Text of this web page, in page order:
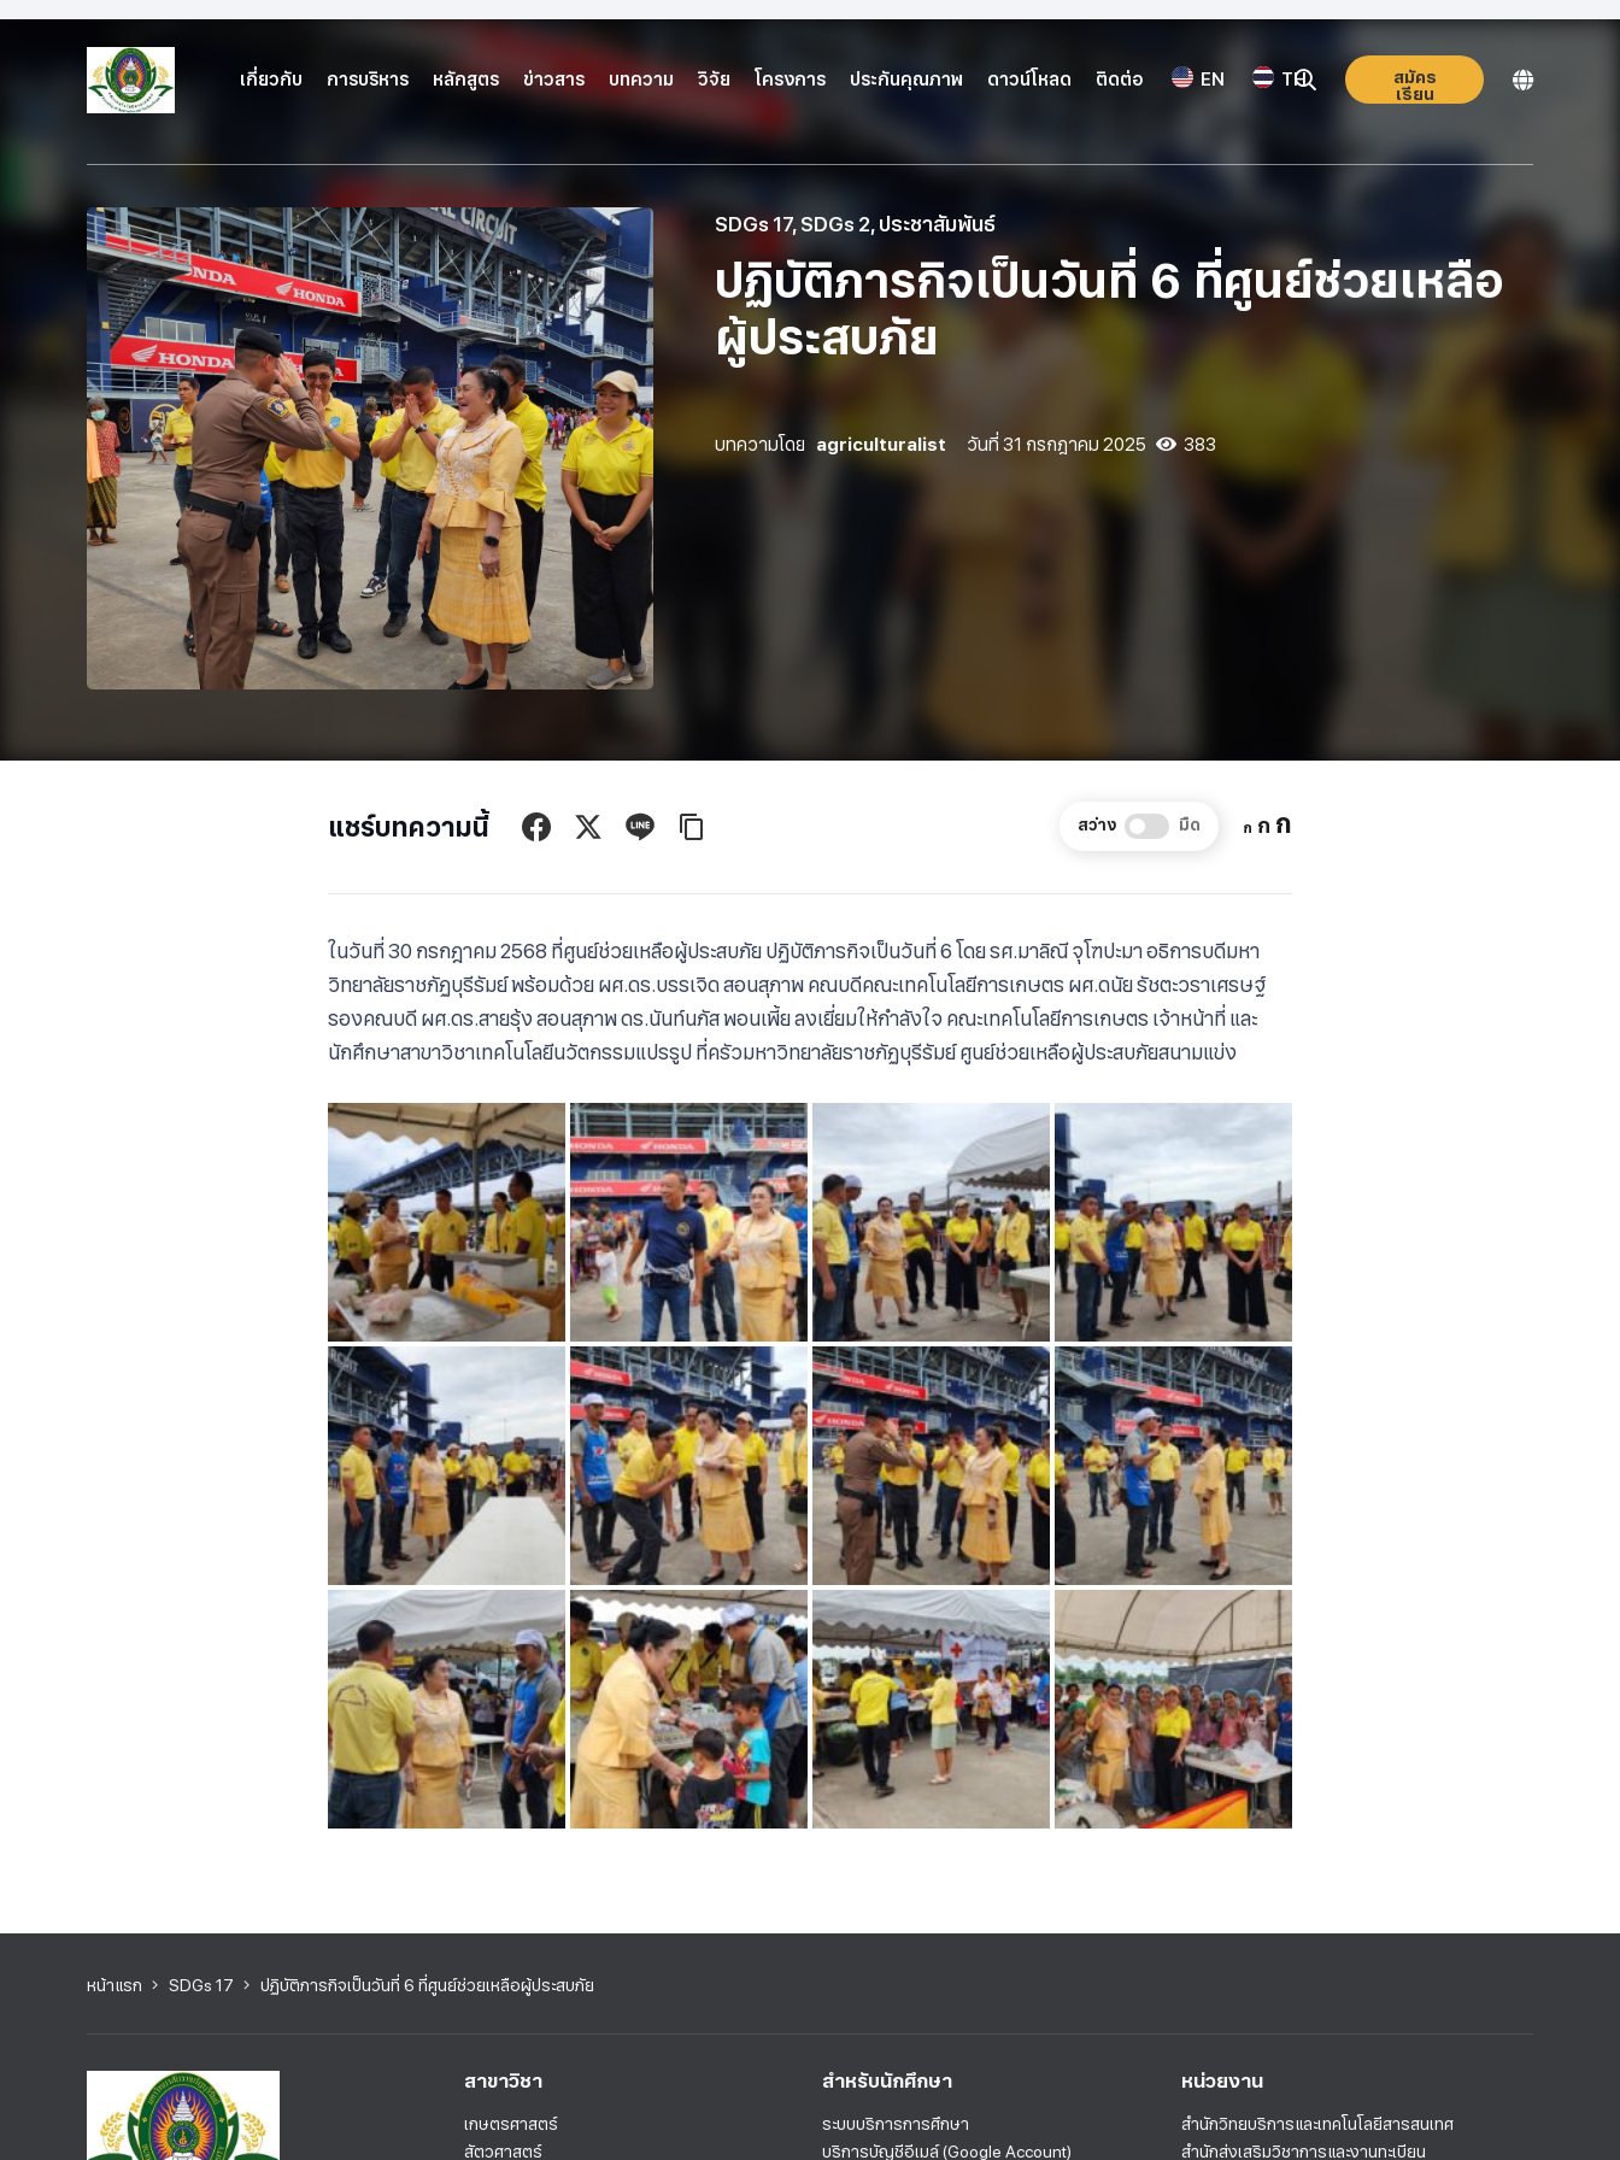
เกี่ยวกับ การบริหาร หลักสูตร ข่าวสาร บทความ วิจัย โครงการ ประกันคุณภาพ ดาวน์โหลด ติดต่อ EN TH
สมัคร
เรียน
SDGs 17, SDGs 2, ประชาสัมพันธ์
ปฏิบัติภารกิจเป็นวันที่ 6 ที่ศูนย์ช่วยเหลือ
ผู้ประสบภัย
บทความโดย agriculturalist วันที่ 31 กรกฎาคม 2025 383
แชร์บทความนี้ สว่าง มืด ก Decrease
size.
ก Reset
size.
ก
size.
ในวันที่ 30 กรกฎาคม 2568 ที่ศูนย์ช่วยเหลือผู้ประสบภัย ปฏิบัติภารกิจเป็นวันที่ 6 โดยรศ.มาลิณี​ จุ​โฑ​ปะ​มา​ อธิการบดี​มหา​
วิทยาลัย​ราชภัฏ​บุรีรัมย์​ พร้อมด้วย​ ผศ.ดร.บรรเจิด​ สอน​สุภาพ​ คณบดี​คณะ​เทคโนโลยี​การเกษตร​ ผศ.ดนัย​ รัช​ตะ​วรา​เศรษฐ์​
รองคณบดี​ ผศ.ดร.สายรุ้ง สอนสุภาพ ดร.นันท์นภัส พอนเพี้ย ลงเยี่ยมให้กำลังใจ คณะเทคโนโลยี​การเกษตร​ เจ้าหน้าที่​ และ
นักศึกษาสาขาวิชา​เทคโนโลยี​นวัตกรรม​แปรรูป​ ที่ครัวมหาวิทยาลัย​ราชภัฏบุรีรัมย์​ ศูนย์ช่วยเหลือผู้ประสบภัยสนามแข่ง
หน้าแรก SDGs 17 ปฏิบัติภารกิจเป็นวันที่ 6 ที่ศูนย์ช่วยเหลือผู้ประสบภัย
สาขาวิชา
เกษตรศาสตร์
สัตวศาสตร์
สำหรับนักศึกษา
ระบบบริการการศึกษา
บริการบัญชีอีเมล์ (Google Account)
หน่วยงาน
สำนักวิทยบริการและเทคโนโลยีสารสนเทศ
สำนักส่งเสริมวิชาการและงานทะเบียน